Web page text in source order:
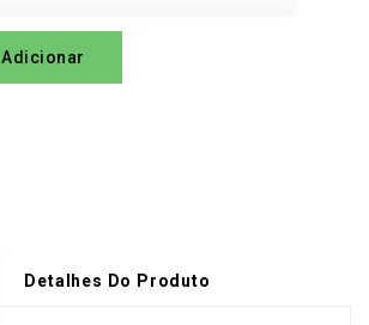
Adicionar
Detalhes Do Produto